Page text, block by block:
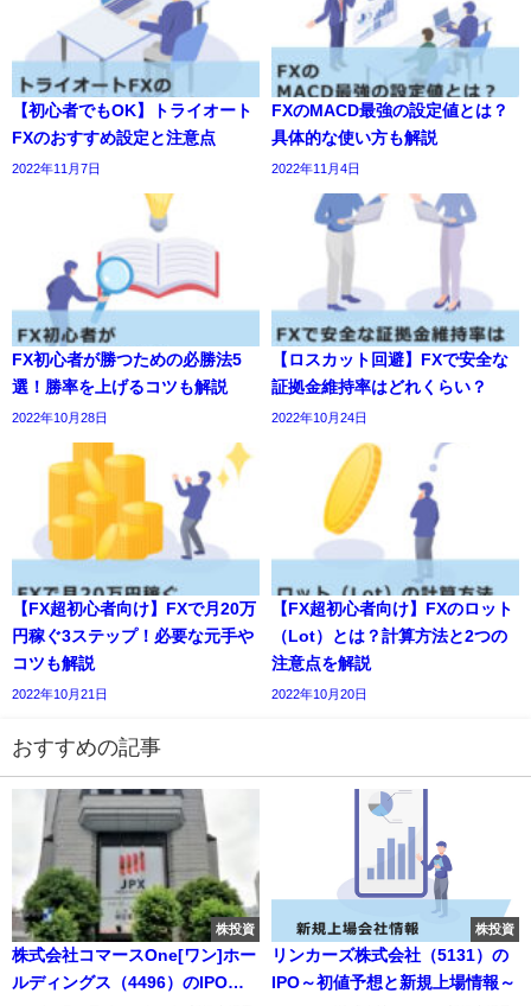
【初心者でもOK】トライオート
FXのおすすめ設定と注意点
2022年11月7日
FXのMACD最強の設定値とは？
具体的な使い方も解説
2022年11月4日
FX初心者が勝つための必勝法5
選！勝率を上げるコツも解説
2022年10月28日
【ロスカット回避】FXで安全な
証拠金維持率はどれくらい？
2022年10月24日
【FX超初心者向け】FXで月20万
円稼ぐ3ステップ！必要な元手や
コツも解説
2022年10月21日
【FX超初心者向け】FXのロット
（Lot）とは？計算方法と2つの
注意点を解説
2022年10月20日
おすすめの記事
株投資
株式会社コマースOne[ワン]ホー
ルディングス（4496）のIPO～
株投資
リンカーズ株式会社（5131）の
IPO～初値予想と新規上場情報～